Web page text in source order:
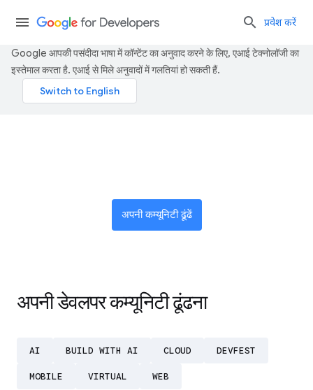
प्रवेश करें
Google आपकी पसंदीदा भाषा में कॉन्टेंट का अनुवाद करने के लिए, एआई टेक्नोलॉजी का
इस्तेमाल करता है. एआई से मिले अनुवादों में गलतियां हो सकती हैं.
अपनी कम्यूनिटी ढूंढें
अपनी डेवलपर कम्यूनिटी ढूंढना
AI BUILD WITH AI CLOUD DEVFEST
MOBILE VIRTUAL WEB